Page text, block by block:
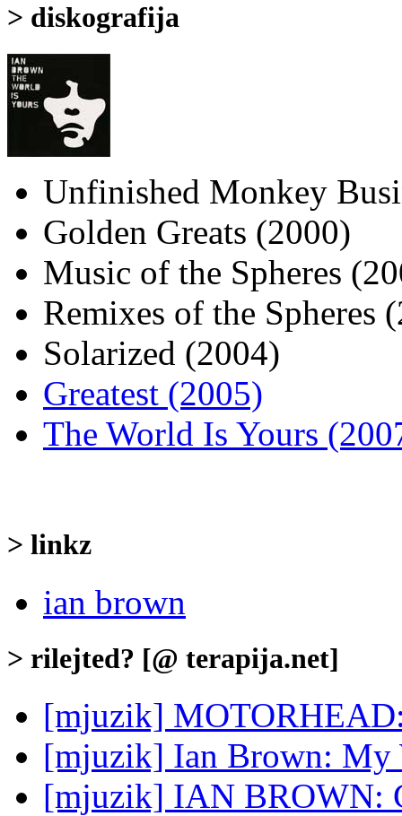
> diskografija
Unfinished Monkey
Golden Greats (2000)
Music of the Spheres
Remixes of the Spheres
Solarized (2004)
Greatest (2005)
The World Is Yours
> linkz
ian brown
> rilejted? [@ terapija.net]
[mjuzik]
[mjuzik] Ian Brown: My
[mjuzik] IAN BROWN: